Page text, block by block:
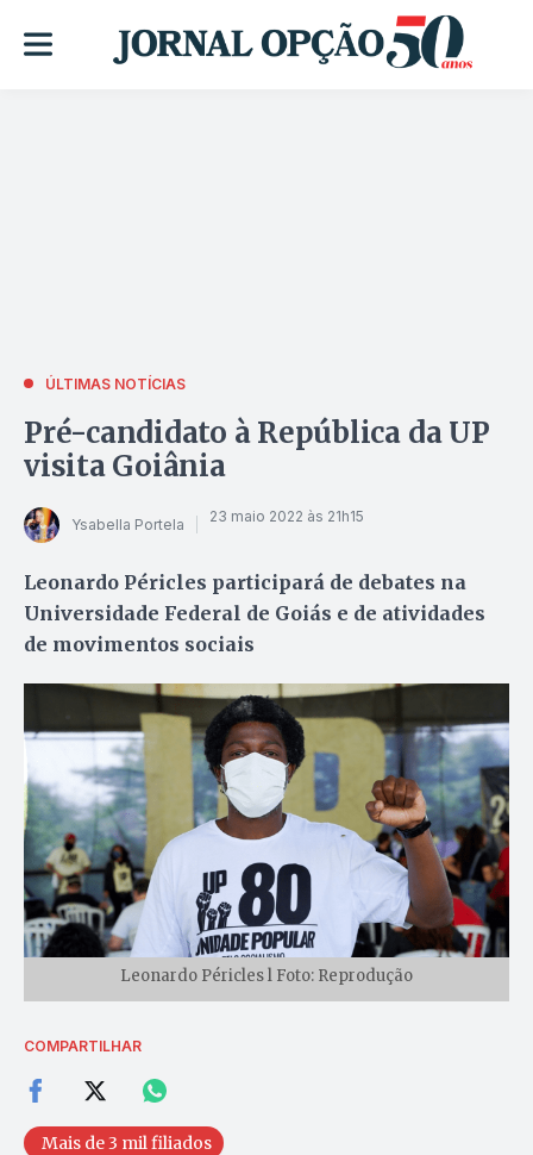
ÚLTIMAS NOTÍCIAS
Pré-candidato à República da UP
visita Goiânia
Ysabella Portela 23 maio 2022 às 21h15
Leonardo Péricles participará de debates na
Universidade Federal de Goiás e de atividades
de movimentos sociais
Leonardo Péricles l Foto: Reprodução
COMPARTILHAR
Mais de 3 mil filiados